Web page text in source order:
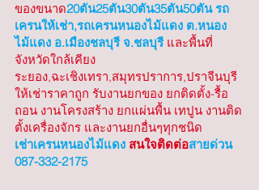
ของขนาด20ตัน25ตัน30ตัน35ตัน50ตัน รถ
เครนให้เช่า,รถเครนหนองไม้แดง ต.หนอง
ไม้แดง อ.เมืองชลบุรี จ.ชลบุรี และพื้นที่
จังหวัดใกล้เคียง
ระยอง,ฉะเชิงเทรา,สมุทรปราการ,ปราจีนบุรี
ให้เช่าราคาถูก รับงานยกของ ยกติดตั้ง-รื้อ
ถอน งานโครงสร้าง ยกแผ่นพื้น เทปูน งานติด
ตั้งเครื่องจักร และงานยกอื่นๆทุกชนิด
เช่าเครนหนองไม้แดง สนใจติดต่อสายด่วน
087-332-2175